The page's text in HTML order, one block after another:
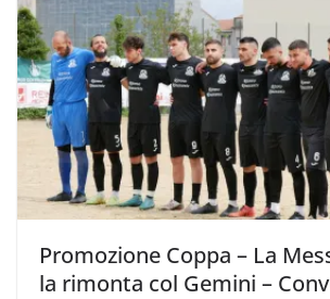
Promozione Coppa – La
la rimonta col Gemini –